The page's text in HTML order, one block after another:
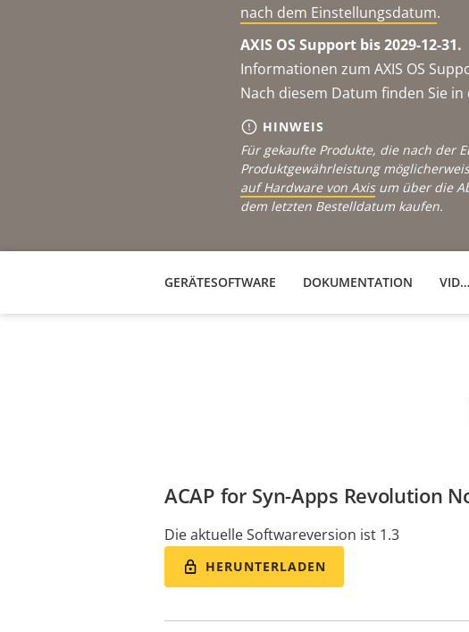
nach dem Einstellungsdatum.
AXIS OS Support bis 2029-12-31.
Informationen zum AXIS OS
Nach diesem Datum finden Sie
HINWEIS
Für gekaufte Produkte, die nach der
Produktgewährleistung
auf Hardware von Axisum über die
dem letzten Bestelldatum kaufen.
GERÄTESOFTWARE DOKUMENTATION VIDEOS
ACAP for Syn-Apps Revolution
Die aktuelle Softwareversion ist 1.3
HERUNTERLADEN